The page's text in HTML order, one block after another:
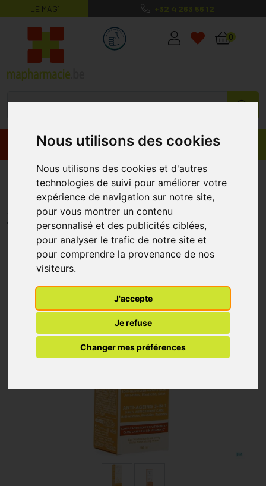
Nous utilisons des cookies
Nous utilisons des cookies et d'autres
technologies de suivi pour améliorer votre
expérience de navigation sur notre site,
pour vous montrer un contenu
personnalisé et des publicités ciblées,
pour analyser le trafic de notre site et
pour comprendre la provenance de nos
visiteurs.
J'accepte
Je refuse
Changer mes préférences
LE MAG’ +32 4 263 56 12
MaPharmacie.be ma santé, mes
0
Promos Produits
Vichy Idéal Soleil Anti-Âge Ip50
50ml
VICHY
OFFRE
*